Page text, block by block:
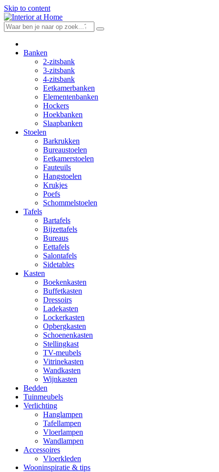
Skip to content
Banken
2-zitsbank
3-zitsbank
4-zitsbank
Eetkamerbanken
Elementenbanken
Hockers
Hoekbanken
Slaapbanken
Stoelen
Barkrukken
Bureaustoelen
Eetkamerstoelen
Fauteuils
Hangstoelen
Krukjes
Poefs
Schommelstoelen
Tafels
Bartafels
Bijzettafels
Bureaus
Eettafels
Salontafels
Sidetables
Kasten
Boekenkasten
Buffetkasten
Dressoirs
Ladekasten
Lockerkasten
Opbergkasten
Schoenenkasten
Stellingkast
TV-meubels
Vitrinekasten
Wandkasten
Wijnkasten
Bedden
Tuinmeubels
Verlichting
Hanglampen
Tafellampen
Vloerlampen
Wandlampen
Accessoires
Vloerkleden
Wooninspiratie & tips